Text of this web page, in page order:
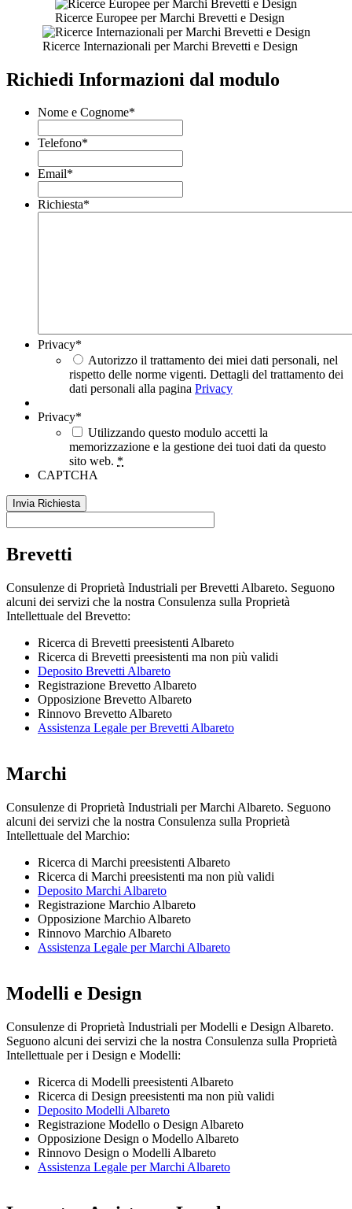
Ricerce Europee per Marchi Brevetti e Design
Ricerce Internazionali per Marchi Brevetti e Design
Richiedi Informazioni dal modulo
Nome e Cognome*
Telefono*
Email*
Richiesta*
Privacy*
Autorizzo il trattamento dei miei dati personali, nel
rispetto delle norme vigenti. Dettagli del trattamento dei
dati personali alla pagina Privacy
Privacy*
Utilizzando questo modulo accetti la
memorizzazione e la gestione dei tuoi dati da questo
sito web. *
CAPTCHA
Brevetti
Consulenze di Proprietà Industriali per Brevetti Albareto. Seguono
alcuni dei servizi che la nostra Consulenza sulla Proprietà
Intellettuale del Brevetto:
Ricerca di Brevetti preesistenti Albareto
Ricerca di Brevetti preesistenti ma non più validi
Deposito Brevetti Albareto
Registrazione Brevetto Albareto
Opposizione Brevetto Albareto
Rinnovo Brevetto Albareto
Assistenza Legale per Brevetti Albareto
Marchi
Consulenze di Proprietà Industriali per Marchi Albareto. Seguono
alcuni dei servizi che la nostra Consulenza sulla Proprietà
Intellettuale del Marchio:
Ricerca di Marchi preesistenti Albareto
Ricerca di Marchi preesistenti ma non più validi
Deposito Marchi Albareto
Registrazione Marchio Albareto
Opposizione Marchio Albareto
Rinnovo Marchio Albareto
Assistenza Legale per Marchi Albareto
Modelli e Design
Consulenze di Proprietà Industriali per Modelli e Design Albareto.
Seguono alcuni dei servizi che la nostra Consulenza sulla Proprietà
Intellettuale per i Design e Modelli:
Ricerca di Modelli preesistenti Albareto
Ricerca di Design preesistenti ma non più validi
Deposito Modelli Albareto
Registrazione Modello o Design Albareto
Opposizione Design o Modello Albareto
Rinnovo Design o Modelli Albareto
Assistenza Legale per Marchi Albareto